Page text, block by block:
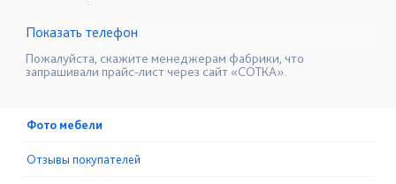
☎+7 (920) 523-81-59
Показать телефон
Пожалуйста, скажите менеджерам фабрики, что
запрашивали прайс-лист через сайт «СОТКА».
Фото мебели
Отзывы покупателей